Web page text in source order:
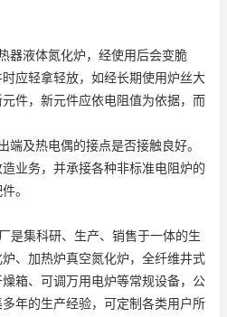
器液体氮化炉，经使用后会变脆
时应轻拿轻放，如经长期使用炉丝大
件，新元件应依电阻值为依据，而
端及热电偶的接点是否接触良好。
业务，并承接各种非标准电阻炉的
。
是集科研、生产、销售于一体的生
、加热炉真空氮化炉，全纤维井式
箱、可调万用电炉等常规设备，公
年的生产经验，可定制各类用户所